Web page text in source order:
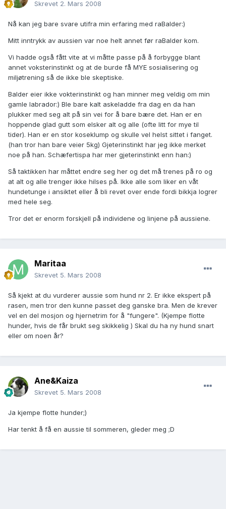
Skrevet 2. Mars 2008
Nå kan jeg bare svare utifra min erfaring med raBalder:)
Mitt inntrykk av aussien var noe helt annet før raBalder kom.
Vi hadde også fått vite at vi måtte passe på å forbygge blant
annet voksterinstinkt og at de burde få MYE sosialisering og
miljøtrening så de ikke ble skeptiske.
Balder eier ikke vokterinstinkt og han minner meg veldig om min
gamle labrador:) Ble bare kalt askeladde fra dag en da han
plukker med seg alt på sin vei for å bare bære det. Han er en
hoppende glad gutt som elsker alt og alle (ofte litt for mye til
tider). Han er en stor koseklump og skulle vel helst sittet i fanget.
(han tror han bare veier 5kg) Gjeterinstinkt har jeg ikke merket
noe på han. Schæfertispa har mer gjeterinstinkt enn han:)
Så taktikken har måttet endre seg her og det må trenes på ro og
at alt og alle trenger ikke hilses på. Ikke alle som liker en våt
hundetunge i ansiktet eller å bli revet over ende fordi bikkja logrer
med hele seg.
Tror det er enorm forskjell på individene og linjene på aussiene.
Maritaa
Skrevet 5. Mars 2008
Så kjekt at du vurderer aussie som hund nr 2. Er ikke ekspert på
rasen, men tror den kunne passet deg ganske bra. Men de krever
vel en del mosjon og hjernetrim for å "fungere". (Kjempe flotte
hunder, hvis de får brukt seg skikkelig ) Skal du ha ny hund snart
eller om noen år?
Ane&Kaiza
Skrevet 5. Mars 2008
Ja kjempe flotte hunder;)
Har tenkt å få en aussie til sommeren, gleder meg ;D